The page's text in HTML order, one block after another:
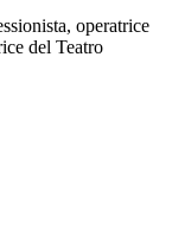
operatrice
del Teatro